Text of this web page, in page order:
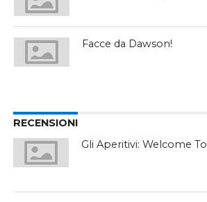
Facce da Dawson!
RECENSIONI
Gli Aperitivi: Welcome